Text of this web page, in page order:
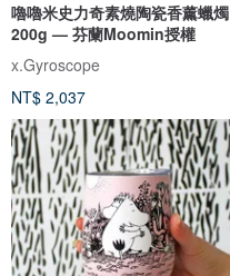
嚕嚕米史力奇素燒陶瓷香薰蠟燭
200g — 芬蘭Moomin授權
x.Gyroscope
NT$ 2,037